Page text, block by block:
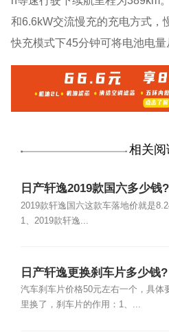
和6.6kW交流慢充的充电方式，
快充模式下45分钟可将电池电量
相关阅
日产轩逸2019款国六多少钱?
2019款轩逸国六这款车落地价就是
1、2019款轩逸...
日产轩逸更换刹车片多少钱?
汽车刹车片价格50元左右一个，具体
里换了，刹车片的作用：1、...